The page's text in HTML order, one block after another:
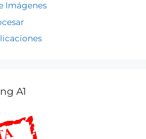
Imágenes
A1